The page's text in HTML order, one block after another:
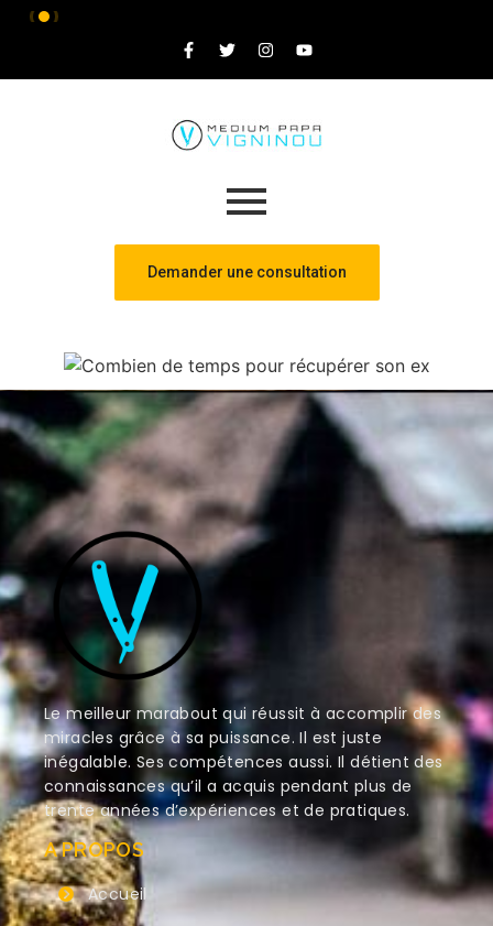
Demander une consultation
Le meilleur marabout qui réussit à accomplir des
miracles grâce à sa puissance. Il est juste
inégalable. Ses compétences aussi. Il détient des
connaissances qu’il a acquis pendant plus de
trente années d’expériences et de pratiques.
A PROPOS
Accueil